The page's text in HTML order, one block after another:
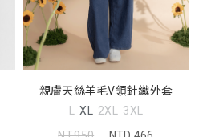
親膚天絲羊毛V領針織外套
L XL 2XL 3XL